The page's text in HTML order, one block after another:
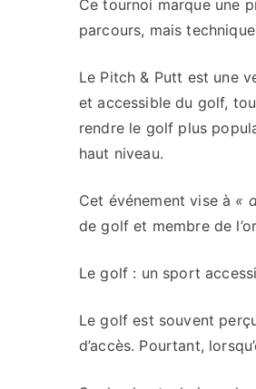
Ce tournoi marque une
parcours, mais
Le Pitch & Putt est une
et accessible du golf,
rendre le golf plus
haut niveau.
Cet événement vise à «
de golf et membre de
Le golf : un sport
Le golf est souvent
d’accès. Pourtant,